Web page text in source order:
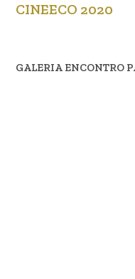
CINEECO 2020
GALERIA ENCONTRO